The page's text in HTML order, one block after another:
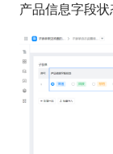
产品信息字段